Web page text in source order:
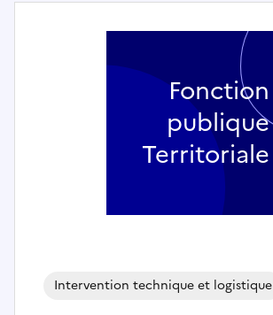
Intervention technique et logistique
Fonction
publique
Territoriale